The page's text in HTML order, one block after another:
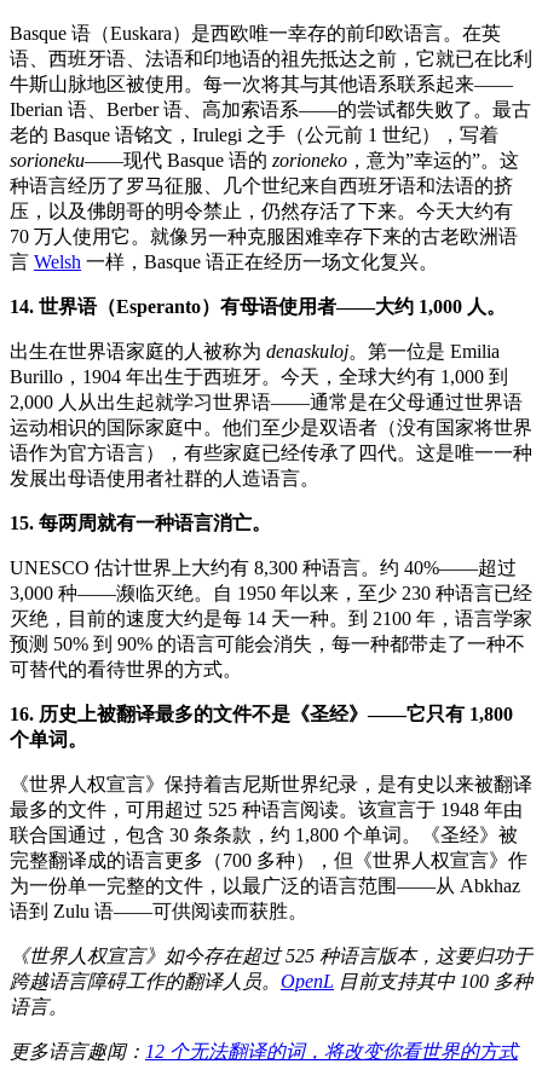
Basque 语（Euskara）是西欧唯一幸存的前印欧语言。在英
语、西班牙语、法语和印地语的祖先抵达之前，它就已在比利
牛斯山脉地区被使用。每一次将其与其他语系联系起来——
Iberian 语、Berber 语、高加索语系——的尝试都失败了。最古
老的 Basque 语铭文，Irulegi 之手（公元前 1 世纪），写着
sorioneku——现代 Basque 语的 zorioneko ，意为”幸运的”。这
种语言经历了罗马征服、几个世纪来自西班牙语和法语的挤
压，以及佛朗哥的明令禁止，仍然存活了下来。今天大约有
70 万人使用它。就像另一种克服困难幸存下来的古老欧洲语
言 Welsh 一样，Basque 语正在经历一场文化复兴。
14. 世界语（Esperanto）有母语使用者——大约 1,000 人。
出生在世界语家庭的人被称为 denaskuloj。第一位是 Emilia
Burillo，1904 年出生于西班牙。今天，全球大约有 1,000 到
2,000 人从出生起就学习世界语——通常是在父母通过世界语
运动相识的国际家庭中。他们至少是双语者（没有国家将世界
语作为官方语言），有些家庭已经传承了四代。这是唯一一种
发展出母语使用者社群的人造语言。
15. 每两周就有一种语言消亡。
UNESCO 估计世界上大约有 8,300 种语言。约 40%——超过
3,000 种——濒临灭绝。自 1950 年以来，至少 230 种语言已经
灭绝，目前的速度大约是每 14 天一种。到 2100 年，语言学家
预测 50% 到 90% 的语言可能会消失，每一种都带走了一种不
可替代的看待世界的方式。
16. 历史上被翻译最多的文件不是《圣经》——它只有 1,800
个单词。
《世界人权宣言》保持着吉尼斯世界纪录，是有史以来被翻译
最多的文件，可用超过 525 种语言阅读。该宣言于 1948 年由
联合国通过，包含 30 条条款，约 1,800 个单词。《圣经》被
完整翻译成的语言更多（700 多种），但《世界人权宣言》作
为一份单一完整的文件，以最广泛的语言范围——从 Abkhaz
语到 Zulu 语——可供阅读而获胜。
《世界人权宣言》如今存在超过 525 种语言版本，这要归功于
跨越语言障碍工作的翻译人员。 OpenL 目前支持其中 100 多种
语言。
更多语言趣闻： 12 个无法翻译的词，将改变你看世界的方式